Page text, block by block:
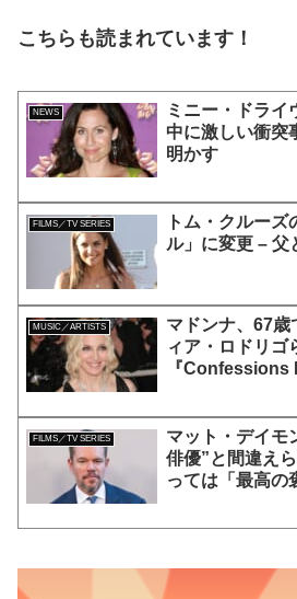
こちらも読まれています！
NEWS
ミニー・ドライ
中に激しい衝
明かす
FILMS／TV SERIES
トム・クルー
ル」に変更 – 父
MUSIC／ARTISTS
マドンナ、67
ィア・ロドリゴ
『Confessions
FILMS／TV SERIES
マット・デイモ
俳優”と間違え
っては「最高の